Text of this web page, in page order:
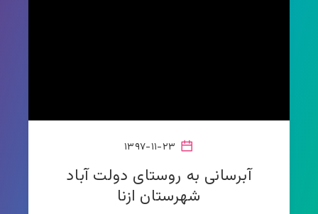
آبرسانی به روستای دولت آباد
شهرستان ازنا